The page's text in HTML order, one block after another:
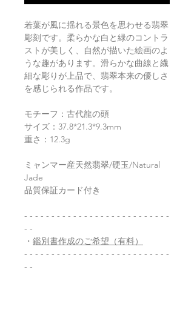
若葉が風に揺れる景色を思わせる翡翠
彫刻です。柔らかな白と緑のコントラ
ストが美しく、自然が描いた絵画のよ
うな趣があります。滑らかな曲線と繊
細な彫りが上品で、翡翠本来の優しさ
を感じられる作品です。
モチーフ：古代龍の頭
サイズ：37.8*21.3*9.3mm
重さ：12.3g
ミャンマー産天然翡翠/硬玉/Natural
Jade
品質保証カード付き
- - - - - - - - - - - - - - - - - - - - - - - - - - -
- -
・ 鑑別書作成のご希望（有料）
- - - - - - - - - - - - - - - - - - - - - - - - - - -
- -